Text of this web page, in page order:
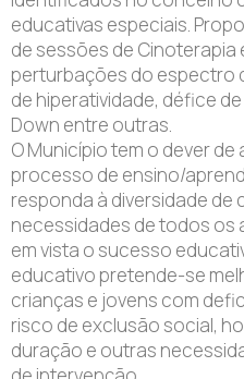
educativas especiais.
de sessões de Cinoterapia
perturbações do espectro
de hiperatividade, défice
Down entre outras.
O Município tem o dever
processo de ensino/
responda à diversidade de
necessidades de todos os
em vista o sucesso
educativo pretende-se
crianças e jovens com
risco de exclusão social,
duração e outras